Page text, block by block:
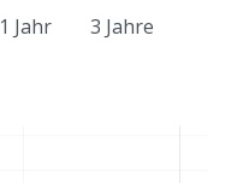
1 Jahr
3 Jahre